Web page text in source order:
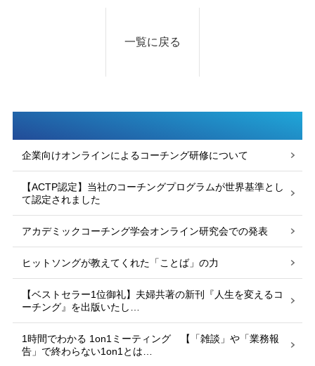
一覧に戻る
企業向けオンラインによるコーチング研修について
【ACTP認定】当社のコーチングプログラムが世界基準とし
て認定されました
アカデミックコーチング学会オンライン研究会での発表
ヒットソングが教えてくれた「ことば」の力
【ベストセラー1位御礼】夫婦共著の新刊『人生を変えるコ
ーチング』を出版いたし…
1時間でわかる 1on1ミーティング 【「雑談」や「業務報
告」で終わらない1on1とは…